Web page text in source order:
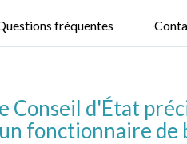
fréquentes
Conseil d'État
fonctionnaire de